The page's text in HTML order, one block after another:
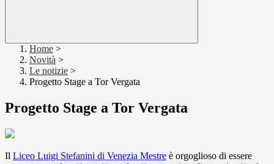
Home >
Novità >
Le notizie >
Progetto Stage a Tor Vergata
Progetto Stage a Tor Vergata
Il Liceo Luigi Stefanini​ di Venezia Mestre è orgoglioso di essere